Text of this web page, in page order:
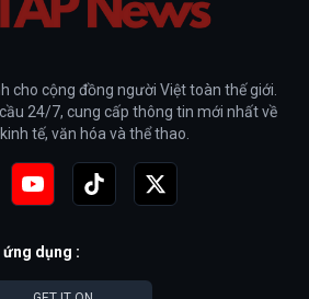
cho cộng đồng người Việt toàn thế giới.
24/7, cung cấp thông tin mới nhất về
tế, văn hóa và thể thao.
ứng dụng :